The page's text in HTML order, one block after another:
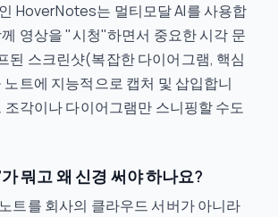
HoverNotes는 멀티모달 AI를 사용합
영상을 "시청"하면서 중요한 시각 문
된 스크린샷(복잡한 다이어그램, 핵심
트에 지능적으로 캡처 및 삽입합니
조각이나 다이어그램만 스니핑할 수도
뭐고 왜 신경 써야 하나요?
트를 회사의 클라우드 서버가 아니라